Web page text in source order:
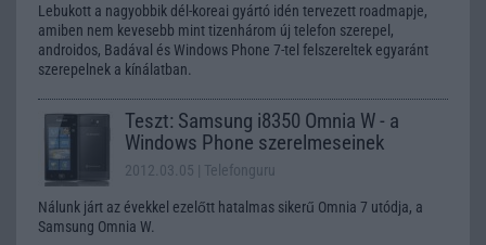
Lebukott a nagyobbik dél-koreai gyártó idén tervezett roadmapje,
amiben nem kevesebb mint tizenhárom új telefon szerepel,
androidos, Badával és Windows Phone 7-tel felszereltek egyaránt
szerepelnek a kínálatban.
Teszt: Samsung i8350 Omnia W - a
Windows Phone szerelmeseinek
2012.03.05 | Telefonguru
Nálunk járt az évekkel ezelőtt hatalmas sikerű Omnia 7 utódja, a
Samsung Omnia W.